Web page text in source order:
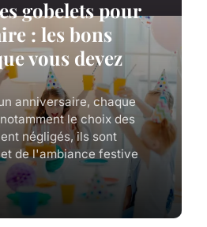
gobelets pour
: les bons
vous devez
anniversaire, chaque
le choix des
négligés, ils sont
de l'ambiance festive